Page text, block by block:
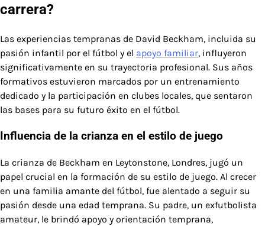
carrera?
Las experiencias tempranas de David Beckham, incluida su
pasión infantil por el fútbol y el apoyo familiar, influyeron
significativamente en su trayectoria profesional. Sus años
formativos estuvieron marcados por un entrenamiento
dedicado y la participación en clubes locales, que sentaron
las bases para su futuro éxito en el fútbol.
Influencia de la crianza en el estilo de juego
La crianza de Beckham en Leytonstone, Londres, jugó un
papel crucial en la formación de su estilo de juego. Al crecer
en una familia amante del fútbol, fue alentado a seguir su
pasión desde una edad temprana. Su padre, un exfutbolista
amateur, le brindó apoyo y orientación temprana,